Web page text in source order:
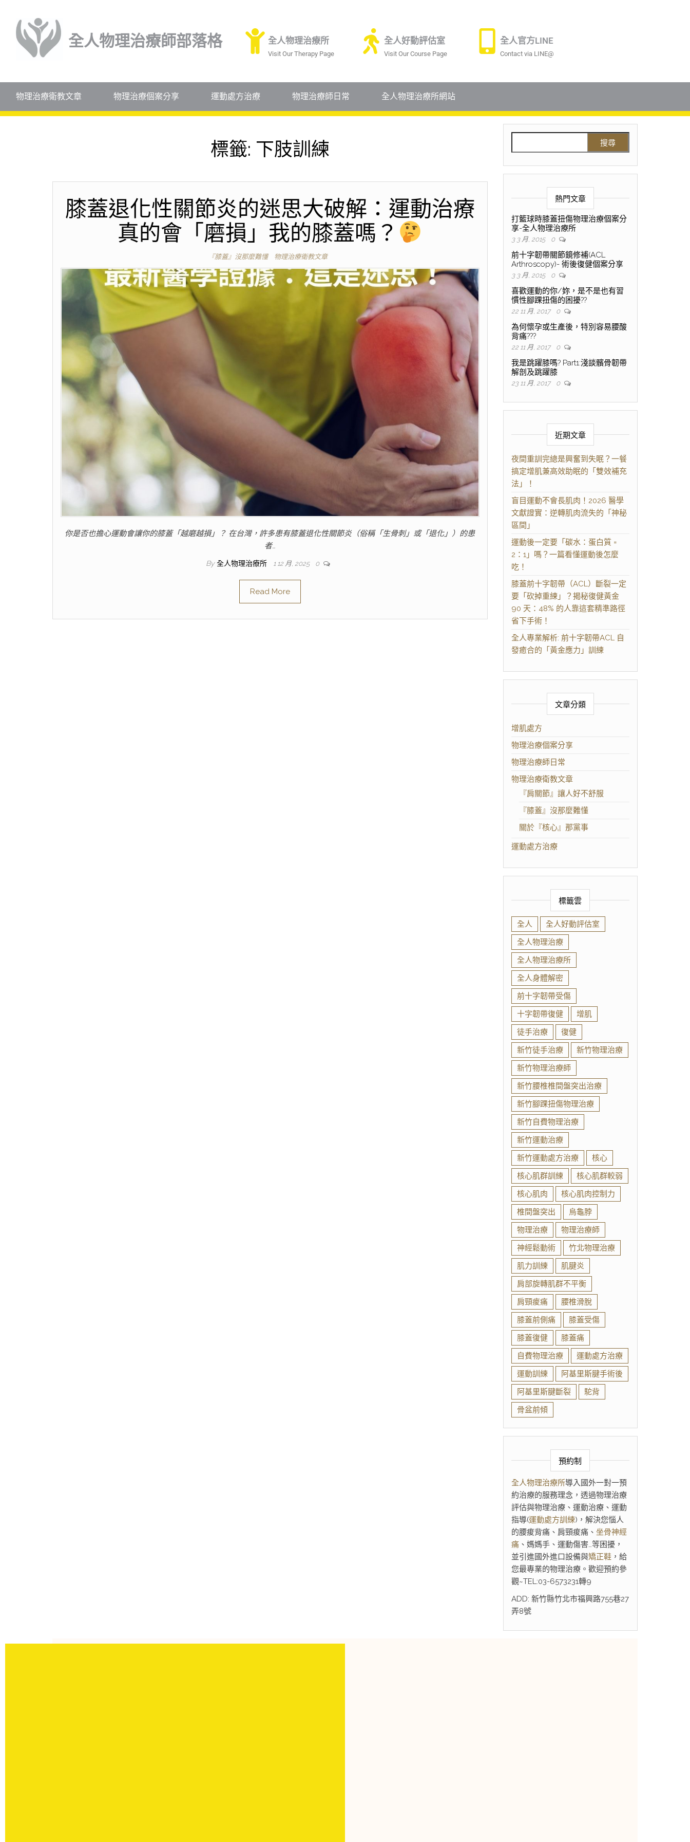
全人物理治療師部落格 全人物理治療所
Visit Our Therapy Page
全人好動評估室
Visit Our Course Page
全人官方LINE
Contact via LINE@
物理治療衛教文章 物理治療個案分享 運動處方治療 物理治療師日常 全人物理治療所網站
標籤: 下肢訓練
膝蓋退化性關節炎的迷思大破解：運動治療
真的會「磨損」我的膝蓋嗎？
『膝蓋』沒那麼難懂 物理治療衛教文章
你是否也擔心運動會讓你的膝蓋「越磨越損」？ 在台灣，許多患有膝蓋退化性關節炎（俗稱「生骨刺」或「退化」）的患
者…
By 全人物理治療所 1 12 月, 2025 0
Read More
熱門文章
打籃球時膝蓋扭傷物理治療個案分
享-全人物理治療所
3 3 月, 2015 0
前十字韌帶關節鏡修補(ACL
Arthroscopy)- 術後復健個案分享
3 3 月, 2015 0
喜歡運動的你/妳，是不是也有習
慣性腳踝扭傷的困擾??
22 11 月, 2017 0
為何懷孕或生產後，特別容易腰酸
背痛???
22 11 月, 2017 0
我是跳躍膝嗎? Part1:淺談髕骨韌帶
解剖及跳躍膝
23 11 月, 2017 0
近期文章
夜間重訓完總是興奮到失眠？一餐
搞定增肌兼高效助眠的「雙效補充
法」！
盲目運動不會長肌肉！2026 醫學
文獻證實：逆轉肌肉流失的「神秘
區間」
運動後一定要「碳水：蛋白質 =
2：1」嗎？一篇看懂運動後怎麼
吃！
膝蓋前十字韌帶（ACL）斷裂一定
要「砍掉重練」？揭秘復健黃金
90 天：48% 的人靠這套精準路徑
省下手術！
全人專業解析: 前十字韌帶ACL 自
發癒合的「黃金應力」訓練
文章分類
增肌處方
物理治療個案分享
物理治療師日常
物理治療衛教文章
『肩關節』讓人好不舒服
『膝蓋』沒那麼難懂
關於『核心』那黨事
運動處方治療
標籤雲
全人
全人好動評估室
全人物理治療
全人物理治療所
全人身體解密
前十字韌帶受傷
十字韌帶復健
增肌
徒手治療
復健
新竹徒手治療
新竹物理治療
新竹物理治療師
新竹腰椎椎間盤突出治療
新竹腳踝扭傷物理治療
新竹自費物理治療
新竹運動治療
新竹運動處方治療
核心
核心肌群訓練
核心肌群較弱
核心肌肉
核心肌肉控制力
椎間盤突出
烏龜脖
物理治療
物理治療師
神經鬆動術
竹北物理治療
肌力訓練
肌腱炎
肩部旋轉肌群不平衡
肩頸痠痛
腰椎滑脫
膝蓋前側痛
膝蓋受傷
膝蓋復健
膝蓋痛
自費物理治療
運動處方治療
運動訓練
阿基里斯腱手術後
阿基里斯腱斷裂
駝背
骨盆前傾
預約制
全人物理治療所導入國外一對一預
約治療的服務理念，透過物理治療
評估與物理治療、運動治療、運動
指導(運動處方訓練)，解決您惱人
的腰痠背痛、肩頸痠痛、 坐骨神經
痛、媽媽手、運動傷害…等困擾，
並引進國外進口設備與矯正鞋，給
您最專業的物理治療。歡迎預約參
觀~TEL:03-6573231轉9
ADD: 新竹縣竹北市福興路755巷27
弄8號